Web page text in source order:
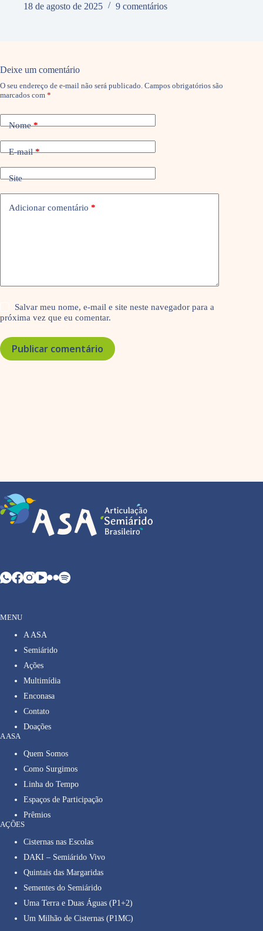
18 de agosto de 2025
9 comentários
Deixe um comentário
O seu endereço de e-mail não será publicado. Campos obrigatórios são
marcados com *
Nome*
E-mail*
Site
Adicionar comentário *
Salvar meu nome, e-mail e site neste navegador para a
próxima vez que eu comentar.
Publicar comentário
MENU
A ASA
Semiárido
Ações
Multimídia
Enconasa
Contato
Doações
A ASA
Quem Somos
Como Surgimos
Linha do Tempo
Espaços de Participação
Prêmios
AÇÕES
Cisternas nas Escolas
DAKI – Semiárido Vivo
Quintais das Margaridas
Sementes do Semiárido
Uma Terra e Duas Águas (P1+2)
Um Milhão de Cisternas (P1MC)